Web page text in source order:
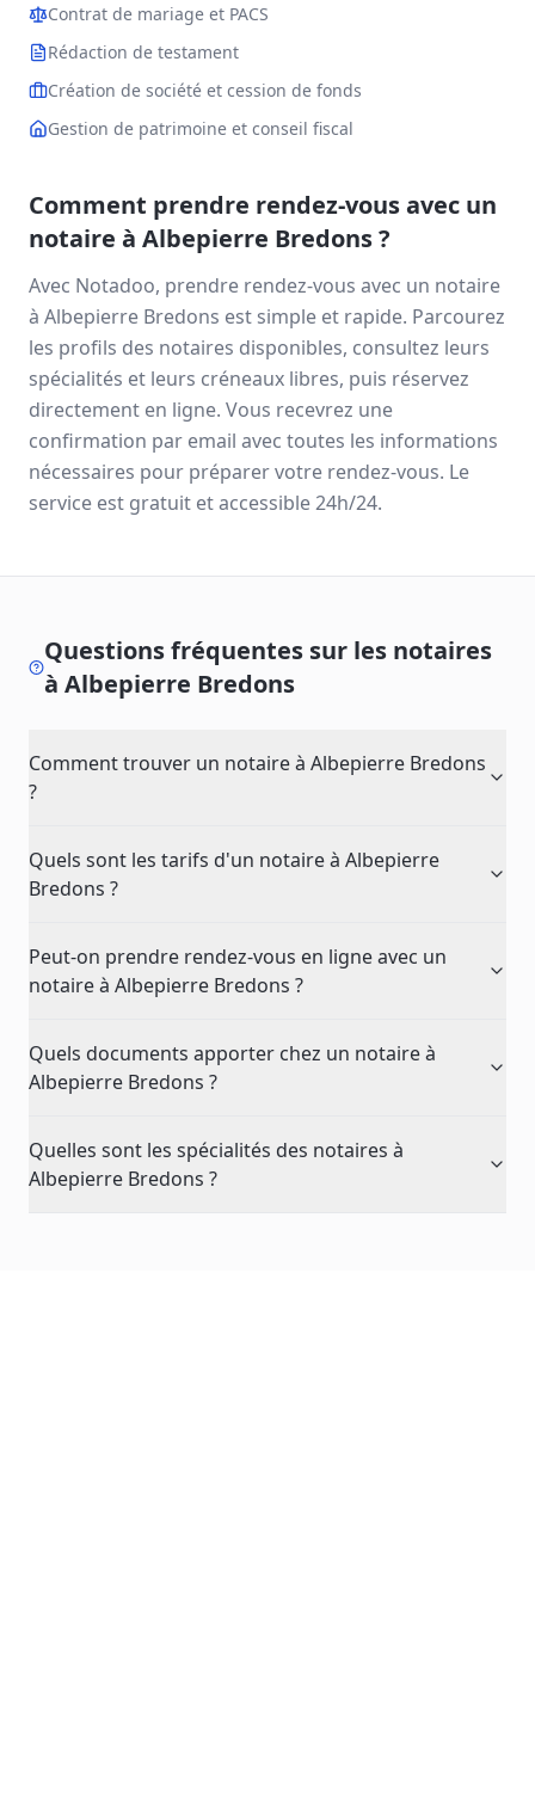
Contrat de mariage et PACS
Rédaction de testament
Création de société et cession de fonds
Gestion de patrimoine et conseil fiscal
Comment prendre rendez-vous avec un
notaire à Albepierre Bredons?
Avec Notadoo, prendre rendez-vous avec un notaire
à Albepierre Bredons est simple et rapide. Parcourez
les profils des notaires disponibles, consultez leurs
spécialités et leurs créneaux libres, puis réservez
directement en ligne. Vous recevrez une
confirmation par email avec toutes les informations
nécessaires pour préparer votre rendez-vous. Le
service est gratuit et accessible 24h/24.
Questions fréquentes sur les notaires
àAlbepierre Bredons
Comment trouver un notaire à Albepierre Bredons
?
Quels sont les tarifs d'un notaire à Albepierre
Bredons ?
Peut-on prendre rendez-vous en ligne avec un
notaire à Albepierre Bredons ?
Quels documents apporter chez un notaire à
Albepierre Bredons ?
Quelles sont les spécialités des notaires à
Albepierre Bredons ?